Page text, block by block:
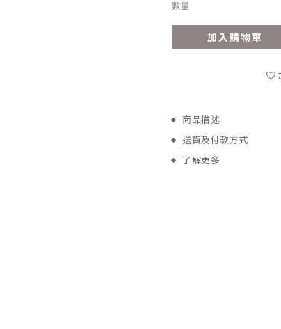
數量
加入購物車
商品描述
送貨及付款方式
了解更多